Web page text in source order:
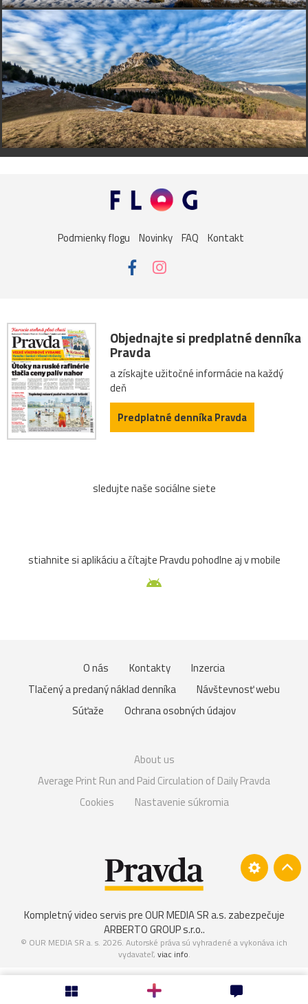
Podmienky flogu Novinky FAQ Kontakt
Objednajte si predplatné denníka
Pravda
a získajte užitočné informácie na každý
deň
Predplatné denníka Pravda
sledujte naše sociálne siete
stiahnite si aplikáciu a čítajte Pravdu pohodlne aj v mobile
O nás Kontakty
Inzercia
Tlačený a predaný náklad denníka
Návštevnosť webu
Súťaže
Ochrana osobných údajov
About us
Average Print Run and Paid Circulation of Daily Pravda
Cookies
Nastavenie súkromia
Kompletný video servis pre OUR MEDIA SR a.s. zabezpečuje
ARBERTO GROUP s.r.o..
© OUR MEDIA SR a. s. 2026. Autorské práva sú vyhradené a vykonáva ich
vydavateľ, viac info.